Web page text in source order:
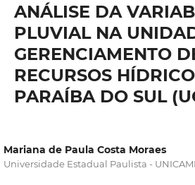
ANÁLISE DA
PLUVIAL NA
GERENCIAMENTO
RECURSOS
PARAÍBA DO SUL
Mariana de Paula Costa Moraes
Universidade Estadual Paulista -